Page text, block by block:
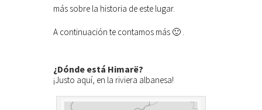
más sobre la historia de este lugar.
A continuación te contamos más 🙂 .
¿Dónde está Himarë?
¡Justo aquí, en la riviera albanesa!